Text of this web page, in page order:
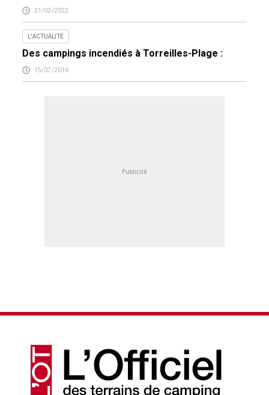
21/03/2022
L'ACTUALITÉ
Des campings incendiés à Torreilles-Plage :
15/07/2016